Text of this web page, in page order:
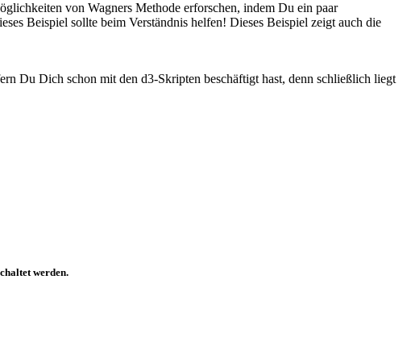
von Wagners Methode erforschen, indem Du ein paar
Beispiel sollte beim Verständnis helfen! Dieses Beispiel zeigt auch die
Du Dich schon mit den d3-Skripten beschäftigt hast, denn schließlich liegt
werden.